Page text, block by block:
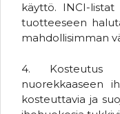
käyttö. INCI-
tuotteeseen
mahdollisimman
4. Kosteutus
nuorekkaaseen
kosteuttavia ja